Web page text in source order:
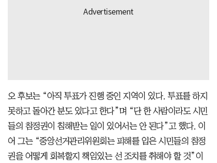
오 후보는 “아직 투표가 진행 중인 지역이 있다. 투표를 하지
못하고 돌아간 분도 있다고 한다”며 “단 한 사람이라도 시민
들의 참정권이 침해받는 일이 있어서는 안 된다”고 했다. 이
어 그는 “중앙선거관리위원회는 피해를 입은 시민들의 참정
권을 어떻게 회복할지 책임있는 선 조치를 취해야 할 것”이